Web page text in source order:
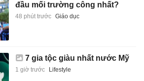
đầu mối trường công nhất?
48 phút trước Giáo dục
7 gia tộc giàu nhất nước Mỹ
1 giờ trước Lifestyle